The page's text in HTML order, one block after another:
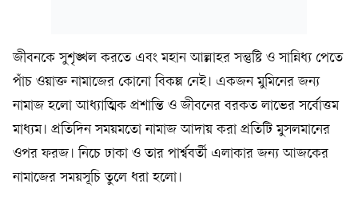
জীবনকে সুশৃঙ্খল করতে এবং মহান আল্লাহর সন্তুষ্টি ও সান্নিধ্য পেতে
পাঁচ ওয়াক্ত নামাজের কোনো বিকল্প নেই। একজন মুমিনের জন্য
নামাজ হলো আধ্যাত্মিক প্রশান্তি ও জীবনের বরকত লাভের সর্বোত্তম
মাধ্যম। প্রতিদিন সময়মতো নামাজ আদায় করা প্রতিটি মুসলমানের
ওপর ফরজ। নিচে ঢাকা ও তার পার্শ্ববর্তী এলাকার জন্য আজকের
নামাজের সময়সূচি তুলে ধরা হলো।